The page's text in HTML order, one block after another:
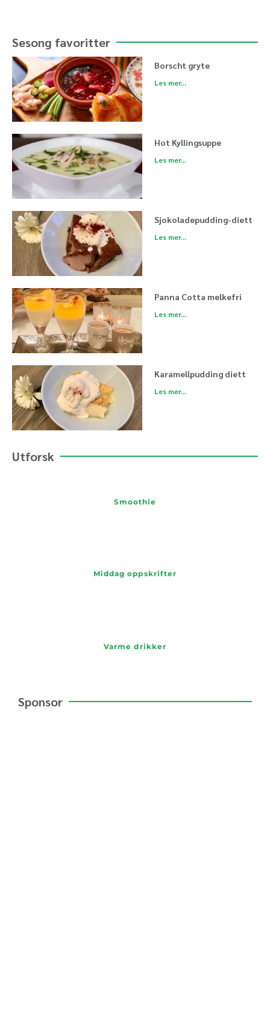
Sesong favoritter
Borscht gryte
Les mer...
Hot Kyllingsuppe
Les mer...
Sjokoladepudding-diett
Les mer...
Panna Cotta melkefri
Les mer...
Karamellpudding diett
Les mer...
Utforsk
Smoothie
Middag oppskrifter
Varme drikker
Sponsor